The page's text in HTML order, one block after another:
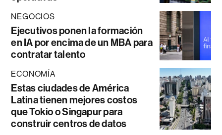
NEGOCIOS
Ejecutivos ponen la formación
en IA por encima de un MBA para
contratar talento
ECONOMÍA
Estas ciudades de América
Latina tienen mejores costos
que Tokio o Singapur para
construir centros de datos